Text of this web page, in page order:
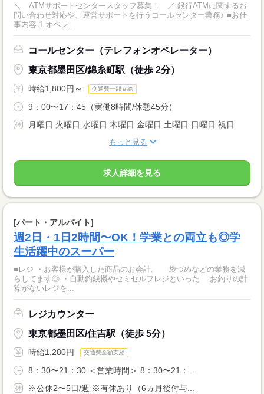
＼ ATMサポートセンタースタッフ募集！ ／ 銀行ATMに関するお
問い合わせ対応や、運営サポートを行うコールセンター業務♪ ■お仕
事内容 1.オペレ...
コールセンター（テレフォンオペレーター）
東京都墨田区/錦糸町駅（徒歩 2分）
時給1,800円～ 交通費一部支給
9：00〜17：45（実働8時間/休憩45分）
月曜日 火曜日 水曜日 木曜日 金曜日 土曜日 日曜日 祝日
もっと見る
求人詳細を見る
[パート・アルバイト]
週2日・1日2時間〜OK！学業との両立も◎学
生活躍中のスーパー
■レジ ・お客様が購入した商品のお会計。 袋づめなどの業務を減
らしてます◎ ・自動釣銭機やセミセルフレジといった お釣りの計
算がないレジを...
レジカウンター
東京都墨田区/住吉駅（徒歩 5分）
時給1,280円 交通費全額支給
8：30〜21：30 ＜営業時間＞ 8：30〜21：...
※公休2〜5日/週 ※有休あり（6ヵ月後付与...